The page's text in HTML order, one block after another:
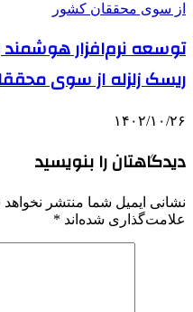
توسعه نرم‌افزار هوشمند
ریسک زلزله از سوی
۱۴۰۲/۱۰/۲۶
دیدگاهتان را بنویسید
نشانی ایمیل شما منتشر
علامت‌گذاری شده‌اند *